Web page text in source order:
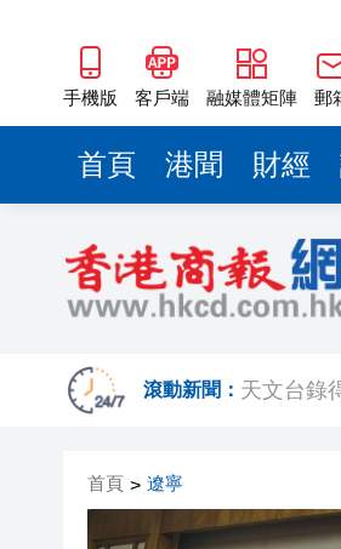
手機版 客戶端 融媒體矩陣 郵
首頁 港聞 財經
滾動新聞： 天文台錄
首頁 > 遼寧